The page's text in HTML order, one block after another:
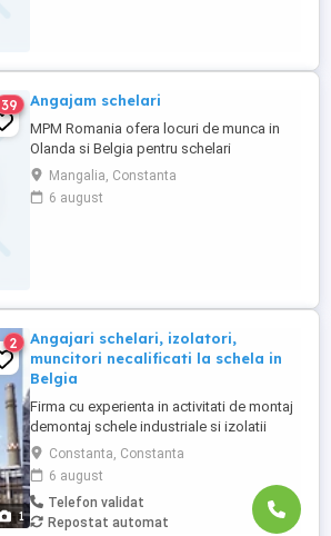
...
39 Angajam schelari
MPM Romania ofera locuri de munca in
Olanda si Belgia pentru schelari
industriali,izolatori,vopsitori. Tarife intre
10-17 /ora,net,in functie de
abilitati,vechime,calificari,certificate. Plata
Mangalia, Constanta
6 august
1
2
Angajari schelari, izolatori,
muncitori necalificati la schela in
Belgia
Firma cu experienta in activitati de montaj
demontaj schele industriale si izolatii
industriale in rafinarii, combinate
petrochimice, otelarii ofera locuri de
munca in Belgia pentru: - schelari
muncitori necalificati pentru activitatea de
montaj demontaj schele industriale; -
Constanta, Constanta
6 august
Telefon validat
Repostat automat